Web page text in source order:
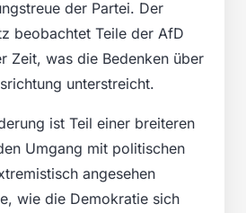
der Partei. Der
beobachtet Teile der AfD
Zeit, was die Bedenken über
unterstreicht.
ist Teil einer breiteren
Umgang mit politischen
angesehen
wie die Demokratie sich